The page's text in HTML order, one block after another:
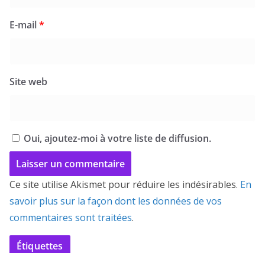
E-mail*
Site web
Oui, ajoutez-moi à votre liste de diffusion.
Ce site utilise Akismet pour réduire les indésirables. En
savoir plus sur la façon dont les données de vos
commentaires sont traitées.
Étiquettes